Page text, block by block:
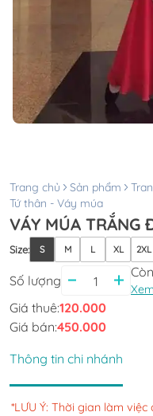
Trang chủ Sản phẩm
Tứ thân - Váy múa
VÁY MÚA TRẮNG
Size: S M L XL 2XL
Số lượng
Giá thuê:120.000
Giá bán:450.000
Thông tin chi nhánh
*LƯU Ý: Thời gian làm